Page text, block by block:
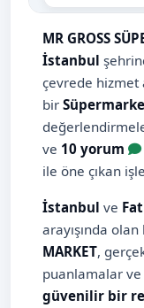
MR GROSS
İstanbul
çevrede hizmet
bir
ve 10 yorum
ile öne çıkan
İstanbul ve
arayışında olan
MARKET,
puanlamalar
güvenilir bir